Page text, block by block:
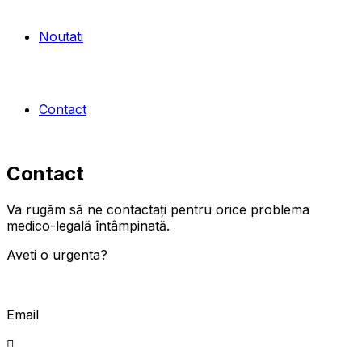
Noutati
Contact
Contact
Va rugăm să ne contactați pentru orice problema
medico-legală întâmpinată.
Aveti o urgenta?
Email